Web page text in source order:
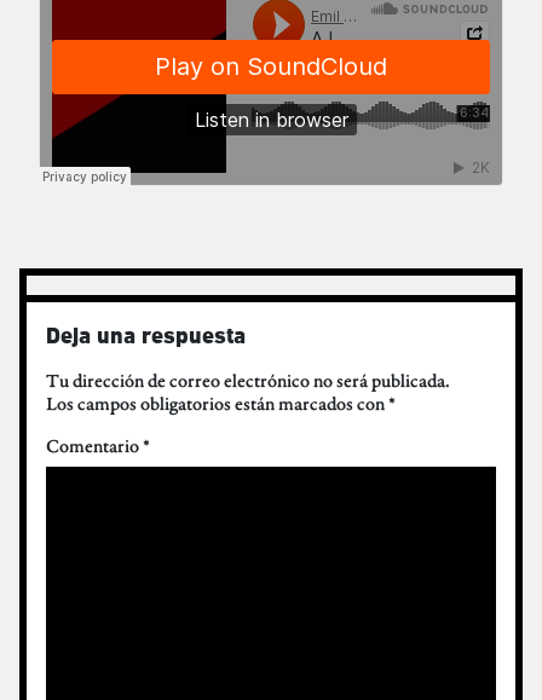
Deja una respuesta
Tu dirección de correo electrónico no será publicada.
Los campos obligatorios están marcados con*
Comentario*